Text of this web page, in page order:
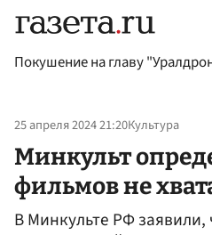
Покушение на главу
25 апреля 2024 21:20Культура
Минкульт
фильмов не
В Минкульте РФ заявили,